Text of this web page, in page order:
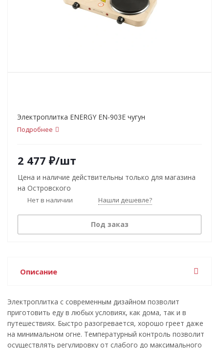
Электроплитка ENERGY EN-903E чугун
Подробнее
2 477 ₽/шт
Цена и наличие действительны только для магазина
на Островского
Нет в наличии Нашли дешевле?
Под заказ
Описание
Электроплитка с современным дизайном позволит
приготовить еду в любых условиях, как дома, так и в
путешествиях. Быстро разогревается, хорошо греет даже
на минимальном огне. Температурный контроль позволит
осуществлять регулировку от слабого до максимального